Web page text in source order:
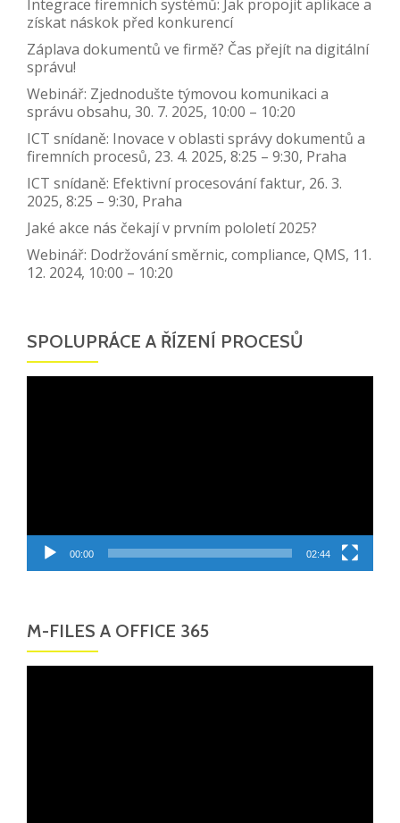
Integrace firemních systémů: Jak propojit aplikace a
získat náskok před konkurencí
Záplava dokumentů ve firmě? Čas přejít na digitální
správu!
Webinář: Zjednodušte týmovou komunikaci a
správu obsahu, 30. 7. 2025, 10:00 – 10:20
ICT snídaně: Inovace v oblasti správy dokumentů a
firemních procesů, 23. 4. 2025, 8:25 – 9:30, Praha
ICT snídaně: Efektivní procesování faktur, 26. 3.
2025, 8:25 – 9:30, Praha
Jaké akce nás čekají v prvním pololetí 2025?
Webinář: Dodržování směrnic, compliance, QMS, 11.
12. 2024, 10:00 – 10:20
SPOLUPRÁCE A ŘÍZENÍ PROCESŮ
00:00 02:44
M-FILES A OFFICE 365